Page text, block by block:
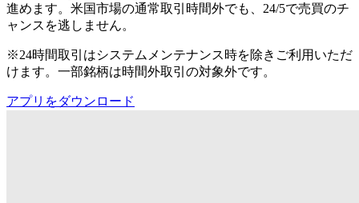
進めます。米国市場の通常取引時間外でも、24/5で売買のチ
ャンスを逃しません。
※24時間取引はシステムメンテナンス時を除きご利用いただ
けます。一部銘柄は時間外取引の対象外です。
アプリをダウンロード